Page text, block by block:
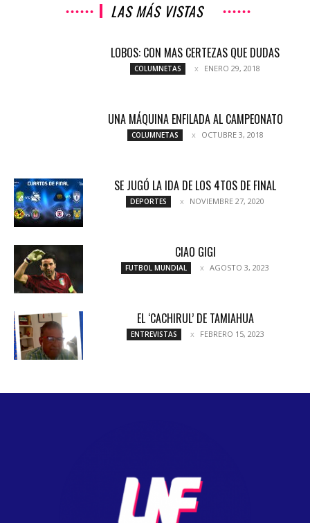
LAS MÁS VISTAS
LOBOS: CON MAS CERTEZAS QUE DUDAS
COLUMNETAS ENERO 29, 2018
UNA MÁQUINA ENFILADA AL CAMPEONATO
COLUMNETAS OCTUBRE 3, 2018
SE JUGÓ LA IDA DE LOS 4TOS DE FINAL
DEPORTES NOVIEMBRE 27, 2020
CIAO GIGI
FUTBOL MUNDIAL AGOSTO 3, 2023
EL ‘CACHIRUL’ DE TAMIAHUA
ENTREVISTAS FEBRERO 15, 2023